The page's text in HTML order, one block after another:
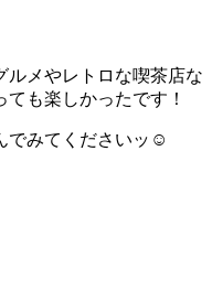
ルメやレトロな喫茶店な
も楽しかったです！
でみてくださいッ☺️